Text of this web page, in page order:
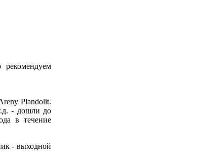
Plandolit.
- дошли до
в течение
- выходной